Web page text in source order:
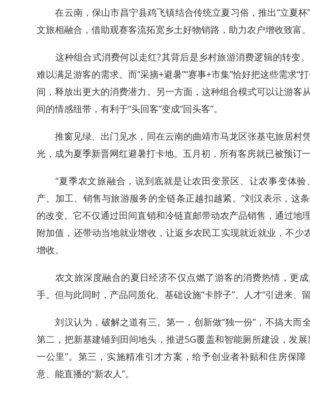
在云南，保山市昌宁县鸡飞镇结合传统立夏习俗，推出“立夏杯
文旅相融合，借助观赛客流拓宽乡土好物销路，助力农户增收致富。
这种组合式消费何以走红?其背后是乡村旅游消费逻辑的转变
难以满足游客的需求。而“采摘+避暑”“赛事+市集”恰好把这些需求“
间，释放出更大的消费潜力。另一方面，这种组合模式可以让游客
间的情感纽带，有利于“头回客”变成“回头客”。
推窗见绿、出门见水，同在云南的曲靖市马龙区张基屯旅居村
光，成为夏季新晋网红避暑打卡地。五月初，所有客房就已被预订
“夏季农文旅融合，说到底就是让农田变景区、让农事变体验
产、加工、销售与旅游服务的全链条正越扣越紧。”刘汉表示，这
的改变。它不仅通过田间直销和冷链直邮带动农产品销售，通过地
附加值，还带动当地就业增收，让返乡农民工实现就近就业，不少
增收。
农文旅深度融合的夏日经济不仅点燃了游客的消费热情，更成
手。但与此同时，产品同质化、基础设施“卡脖子”、人才“引进来、
刘汉认为，破解之道有三。第一，创新做“独一份”，不搞大而全
第二，把新基建铺到田间地头，推进5G覆盖和智能厕所建设，发
一公里”。第三，实施精准引才方案，给予创业者补贴和住房保
意、能直播的“新农人”。